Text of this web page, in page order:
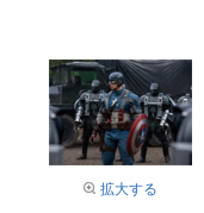
拡大する